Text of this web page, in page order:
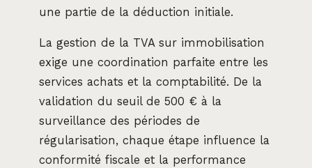
une partie de la déduction initiale.
La gestion de la TVA sur immobilisation
exige une coordination parfaite entre les
services achats et la comptabilité. De la
validation du seuil de 500 € à la
surveillance des périodes de
régularisation, chaque étape influence la
conformité fiscale et la performance